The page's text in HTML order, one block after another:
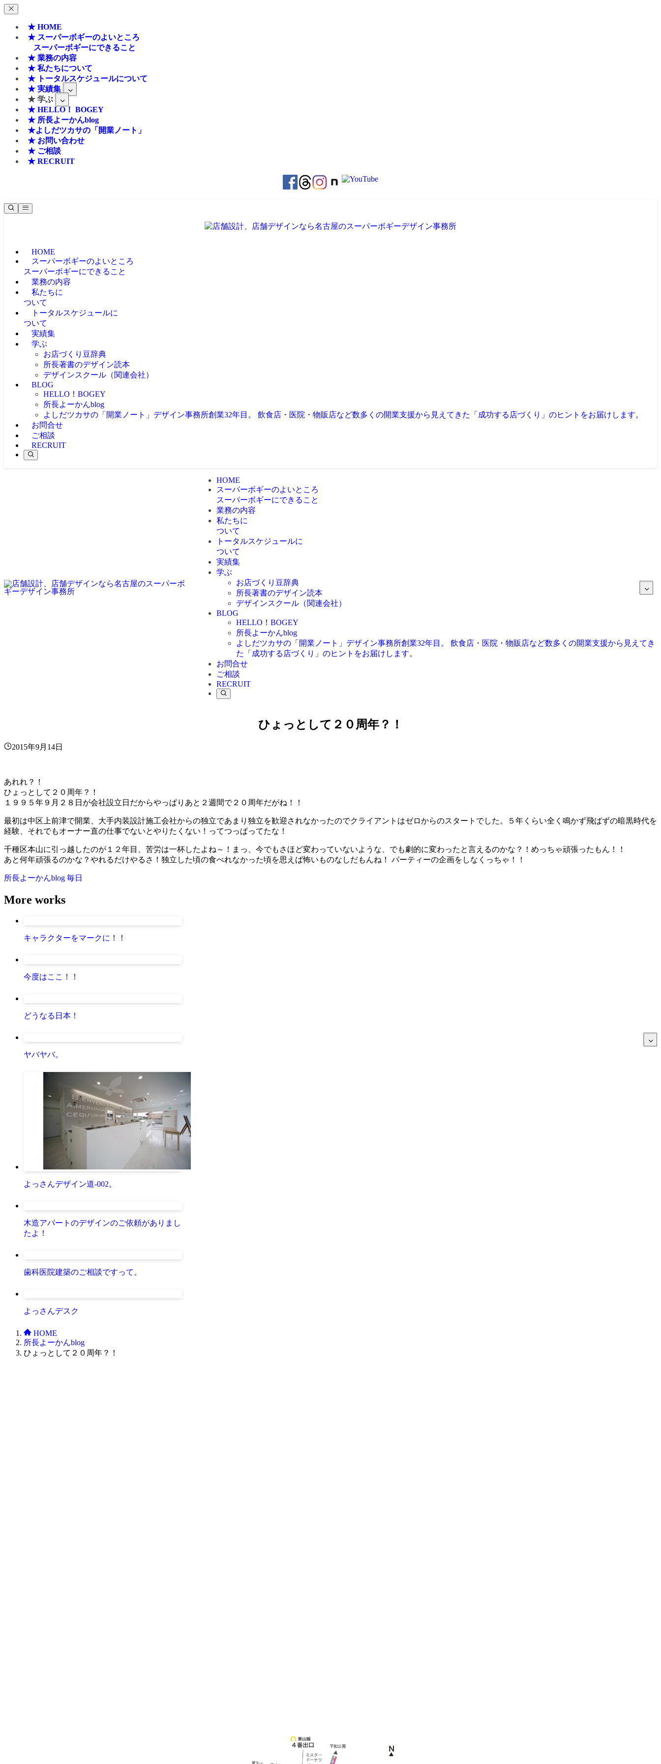
★ HOME
★ スーパーボギーのよいところ
スーパーボギーにできること
★ 業務の内容
★ 私たちについて
★ トータルスケジュールについて
★ 実績集
★ 学ぶ
★ HELLO！ BOGEY
★ 所長よーかんblog
★よしだツカサの「開業ノート」
★ お問い合わせ
★ ご相談
★ RECRUIT
HOME
スーパーボギーのよいところ
スーパーボギーにできること
業務の内容
私たちに
ついて
トータルスケジュールに
ついて
実績集
学ぶ
お店づくり豆辞典
所長著書のデザイン読本
デザインスクール（関連会社）
BLOG
HELLO！BOGEY
所長よーかんblog
よしだツカサの「開業ノート」 デザイン事務所創業32年目。 飲食店・医院・物販店など数多くの開業支援から見えてきた「成功する店づくり」のヒントをお届けします。
お問合せ
ご相談
RECRUIT
HOME
スーパーボギーのよいところ
スーパーボギーにできること
業務の内容
私たちに
ついて
トータルスケジュールに
ついて
実績集
学ぶ
お店づくり豆辞典
所長著書のデザイン読本
デザインスクール（関連会社）
BLOG
HELLO！BOGEY
所長よーかんblog
よしだツカサの「開業ノート」 デザイン事務所創業32年目。 飲食店・医院・物販店など数多くの開業支援から見えてき
た「成功する店づくり」のヒントをお届けします。
お問合せ
ご相談
RECRUIT
ひょっとして２０周年？！
2015年9月14日
あれれ？！
ひょっとして２０周年？！
１９９５年９月２８日が会社設立日だからやっぱりあと２週間で２０周年だがね！！
最初は中区上前津で開業、大手内装設計施工会社からの独立であまり独立を歓迎されなかったのでクライアントはゼロからのスタートでした。５年くらい全く鳴かず飛ばずの暗黒時代を
経験、それでもオーナー直の仕事でないとやりたくない！ってつっぱってたな！
千種区本山に引っ越したのが１２年目、苦労は一杯したよね～！まっ、今でもさほど変わっていないような、でも劇的に変わったと言えるのかな？！めっちゃ頑張ったもん！！
あと何年頑張るのかな？やれるだけやるさ！独立した頃の食べれなかった頃を思えば怖いものなしだもんね！ パーティーの企画をしなくっちゃ！！
所長よーかんblog 毎日
More works
キャラクターをマークに！！
今度はここ！！
どうなる日本！
ヤバヤバ。
よっさんデザイン道-002。
木造アパートのデザインのご依頼がありまし
たよ！
歯科医院建築のご相談ですって。
よっさんデスク
HOME
所長よーかんblog
ひょっとして２０周年？！